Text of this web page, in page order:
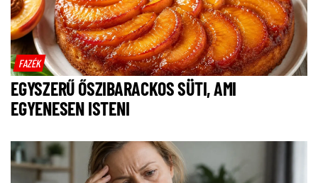
FAZÉK
EGYSZERŰ ŐSZIBARACKOS SÜTI, AMI
EGYENESEN ISTENI